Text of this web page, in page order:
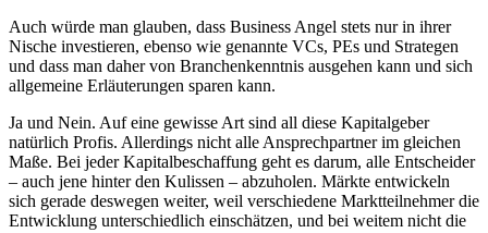
Auch würde man glauben, dass Business Angel stets nur in ihrer
Nische investieren, ebenso wie genannte VCs, PEs und Strategen
und dass man daher von Branchenkenntnis ausgehen kann und sich
allgemeine Erläuterungen sparen kann.
Ja und Nein. Auf eine gewisse Art sind all diese Kapitalgeber
natürlich Profis. Allerdings nicht alle Ansprechpartner im gleichen
Maße. Bei jeder Kapitalbeschaffung geht es darum, alle Entscheider
– auch jene hinter den Kulissen – abzuholen. Märkte entwickeln
sich gerade deswegen weiter, weil verschiedene Marktteilnehmer die
Entwicklung unterschiedlich einschätzen, und bei weitem nicht die